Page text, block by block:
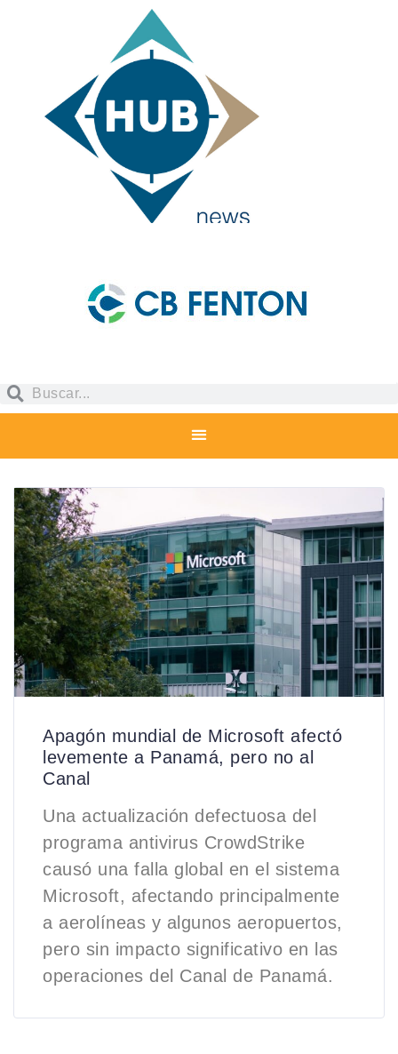
Apagón mundial de Microsoft afectó
levemente a Panamá, pero no al
Canal
Una actualización defectuosa del
programa antivirus CrowdStrike
causó una falla global en el sistema
Microsoft, afectando principalmente
a aerolíneas y algunos aeropuertos,
pero sin impacto significativo en las
operaciones del Canal de Panamá.